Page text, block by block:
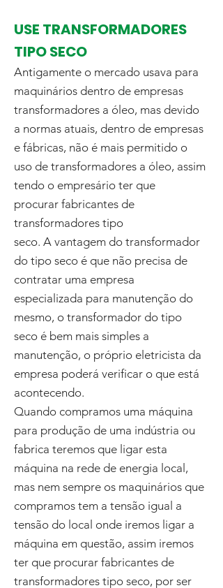
USE TRANSFORMADORES
TIPO SECO
Antigamente o mercado usava para
maquinários dentro de empresas
transformadores a óleo, mas devido
a normas atuais, dentro de empresas
e fábricas, não é mais permitido o
uso de transformadores a óleo, assim
tendo o empresário ter que
procurar fabricantes de
transformadores tipo
seco. A vantagem do transformador
do tipo seco é que não precisa de
contratar uma empresa
especializada para manutenção do
mesmo, o transformador do tipo
seco é bem mais simples a
manutenção, o próprio eletricista da
empresa poderá verificar o que está
acontecendo.
Quando compramos uma máquina
para produção de uma indústria ou
fabrica teremos que ligar esta
máquina na rede de energia local,
mas nem sempre os maquinários que
compramos tem a tensão igual a
tensão do local onde iremos ligar a
máquina em questão, assim iremos
ter que procurar fabricantes de
transformadores tipo seco, por ser